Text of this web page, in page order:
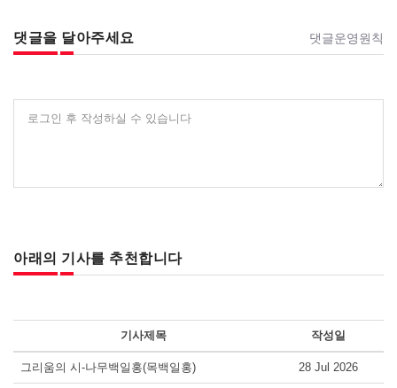
댓글을 달아주세요 댓글운영원칙
로그인 후 작성하실 수 있습니다
아래의 기사를 추천합니다
기사제목 작성일
그리움의 시-나무백일홍(목백일홍) 28 Jul 2026